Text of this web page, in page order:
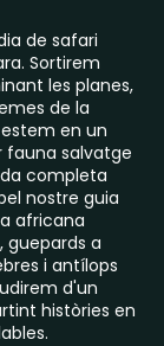
de safari
Sortirem
les planes,
de la
en un
fauna salvatge
completa
nostre guia
africana
guepards a
i antílops
d'un
històries en